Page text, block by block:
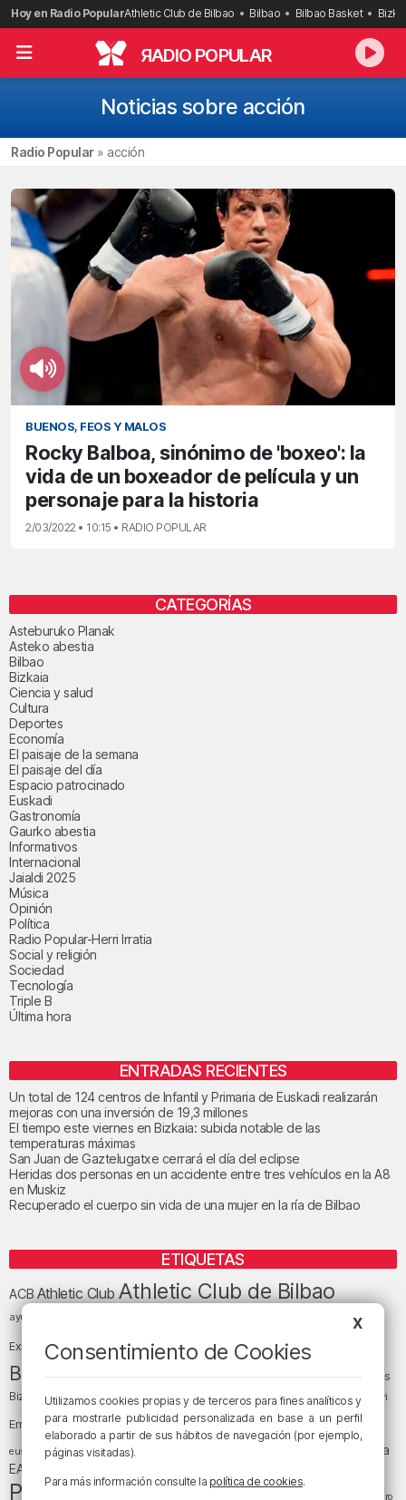
Saltar
al
contenido
Hoy en Radio PopularAthletic Club de Bilbao Bilbao Bilbao Basket
RADIO POPULAR
Noticias sobre acción
Radio Popular» acción
BUENOS, FEOS Y MALOS
Rocky Balboa, sinónimo de 'boxeo': la
vida de un boxeador de película y un
personaje para la historia
2/03/2022 • 10:15 • RADIO POPULAR
CATEGORÍAS
Asteburuko Planak
Asteko abestia
Bilbao
Bizkaia
Ciencia y salud
Cultura
Deportes
Economía
El paisaje de la semana
El paisaje del día
Espacio patrocinado
Euskadi
Gastronomía
Gaurko abestia
Informativos
Internacional
Jaialdi 2025
Música
Opinión
Política
Radio Popular-Herri Irratia
Social y religión
Sociedad
Tecnología
Triple B
Última hora
ENTRADAS RECIENTES
Un total de 124 centros de Infantil y Primaria de Euskadi realizarán
mejoras con una inversión de 19,3 millones
El tiempo este viernes en Bizkaia: subida notable de las
temperaturas máximas
San Juan de Gaztelugatxe cerrará el día del eclipse
Heridas dos personas en un accidente entre tres vehículos en la A8
en Muskiz
Recuperado el cuerpo sin vida de una mujer en la ría de Bilbao
ETIQUETAS
ACBAthletic ClubAthletic Club de Bilbao
ayuntamiento de Bilbao BEC (Bilbao
Exhibition Center) BilbaoBilbao Basket Bizkaia
Bizkaia y sus comarcas Copa del Rey cultura Cáritas
Bizkaia
Deusto Diócesis de Bilbao Egunon Bizkaia el tiempo Enkarterri
Ernesto Valverde Ertzaintza Euskadi (País Vasco)
euskera fiestas fútbol LaLiga
LaLiga
EA Sports
Política sociedadsucesos Teatro
X
Consentimiento de Cookies
Utilizamos cookies propias y de terceros para fines analíticos y
para mostrarle publicidad personalizada en base a un perfil
elaborado a partir de sus hábitos de navegación (por ejemplo,
páginas visitadas).
Para más información consulte la política de cookies.